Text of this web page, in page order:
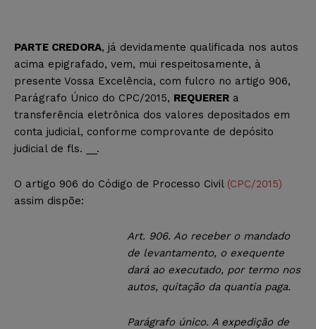
PARTE CREDORA, já devidamente qualificada nos autos
acima epigrafado, vem, mui respeitosamente, à
presente Vossa Excelência, com fulcro no artigo 906,
Parágrafo Único do CPC/2015, REQUERER a
transferência eletrônica dos valores depositados em
conta judicial, conforme comprovante de depósito
judicial de fls. __.
O artigo 906 do Código de Processo Civil (CPC/2015)
assim dispõe:
Art. 906. Ao receber o mandado
de levantamento, o exequente
dará ao executado, por termo nos
autos, quitação da quantia paga.
Parágrafo único. A expedição de